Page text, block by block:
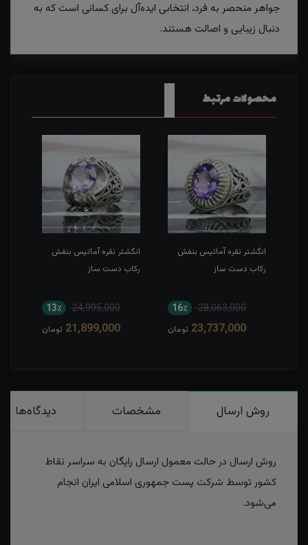
جواهر منحصر به فرد، انتخابی ایده‌آل برای کسانی است که به
دنبال زیبایی و اصالت هستند.
محصولات مرتبط
انگشتر نقره آماتیس بنفش
رکاب دست ساز
28,063,000 16٪
23,737,000 تومان
انگشتر نقره آماتیس بنفش
رکاب دست ساز
24,995,000 13٪
21,899,000 تومان
روش ارسال مشخصات دیدگاه‌ها
روش ارسال در حالت معمول ارسال رایگان به سراسر نقاط
کشور توسط شرکت پست جمهوری اسلامی ایران انجام
می‌شود.